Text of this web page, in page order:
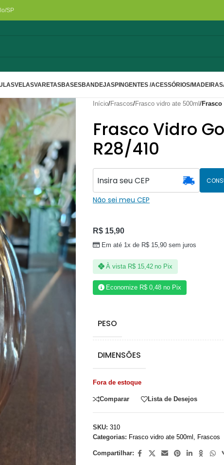
SP
VELASVARETASBASESBANDEJASPINGENTES /ACESSÓRIOS/MADEIRA
Início/Frascos/Frasco vidro ate 500ml /Frasco
Frasco Vidro
R28/410
Não sei meu CEP
R$15,90
Em até 1x de R$ 15,90 sem juros
À vista R$15,42 no Pix
Economize R$ 0,48 no Pix
PESO
DIMENSÕES
Fora de estoque
Comparar Lista de Desejos
SKU: 310
Categorias: Frasco vidro ate 500ml Frascos
Compartilhar: